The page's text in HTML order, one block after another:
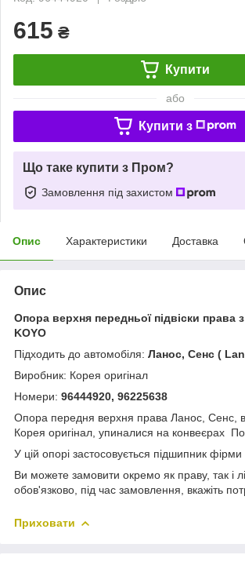
615 ₴
Купити
або
Купити з
Що таке купити з Пром?
Замовлення під захистом
Опис Характеристики Доставка
Опис
Опора верхня передньої підвіски права з
KOYO
Підходить до автомобіля: Ланос, Сенс (
Виробник: Корея оригінал
Номери: 96444920, 96225638
Опора передня верхня права Ланос, Сенс,
Корея оригінал, упиналися на конвеєрах
У цій опорі застосовується підшипник фірми
Ви можете замовити окремо як праву, так і
обов'язково, під час замовлення, вкажіть
Приховати